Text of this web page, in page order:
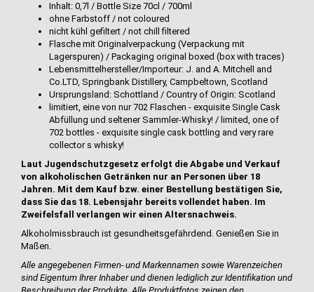
Inhalt: 0,7l / Bottle Size 70cl / 700ml
ohne Farbstoff / not coloured
nicht kühl gefiltert / not chill filtered
Flasche mit Originalverpackung (Verpackung mit
Lagerspuren) / Packaging original boxed (box with traces)
Lebensmittelhersteller/Importeur: J. and A. Mitchell and
Co.LTD, Springbank Distillery, Campbeltown, Scotland
Ursprungsland: Schottland / Country of Origin: Scotland
limitiert, eine von nur 702 Flaschen - exquisite Single Cask
Abfüllung und seltener Sammler-Whisky! / limited, one of
702 bottles - exquisite single cask bottling and very rare
collector s whisky!
Laut Jugendschutzgesetz erfolgt die Abgabe und Verkauf
von alkoholischen Getränken nur an Personen über 18
Jahren. Mit dem Kauf bzw. einer Bestellung bestätigen Sie,
dass Sie das 18. Lebensjahr bereits vollendet haben. Im
Zweifelsfall verlangen wir einen Altersnachweis.
Alkoholmissbrauch ist gesundheitsgefährdend. Genießen Sie in
Maßen.
Alle angegebenen Firmen- und Markennamen sowie Warenzeichen
sind Eigentum Ihrer Inhaber und dienen lediglich zur Identifikation und